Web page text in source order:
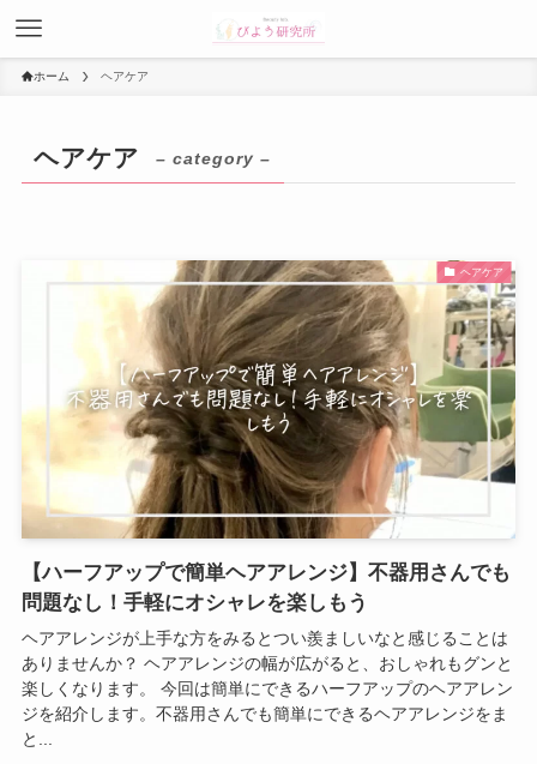
ホーム ヘアケア
ヘアケア – category –
ヘアケア
【ハーフアップで簡単ヘアアレンジ】不器用さんでも
問題なし！手軽にオシャレを楽しもう
ヘアアレンジが上手な方をみるとつい羨ましいなと感じることは
ありませんか？ ヘアアレンジの幅が広がると、おしゃれもグンと
楽しくなります。 今回は簡単にできるハーフアップのヘアアレン
ジを紹介します。不器用さんでも簡単にできるヘアアレンジをま
と...